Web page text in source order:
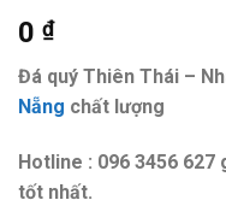
0 ₫
Đá quý Thiên Thái –
Nẵng chất lượng
Hotline : 096 3456
tốt nhất.